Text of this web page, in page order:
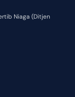
Niaga (Ditjen